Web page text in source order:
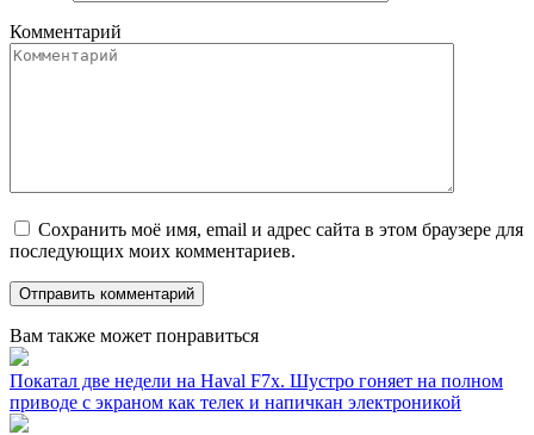
Комментарий
Сохранить моё имя, email и адрес сайта в этом браузере для
последующих моих комментариев.
Вам также может понравиться
Покатал две недели на Haval F7x. Шустро гоняет на полном
приводе с экраном как телек и напичкан электроникой